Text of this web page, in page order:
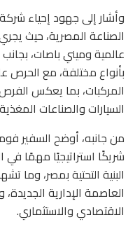
وأشار إلى جهود إحياء
الصناعة المصرية، حيث
عالمية وميني باصات، بجانب
بأنواع مختلفة، مع الحرص
المركبات، بما يعكس
السيارات والصناعات
من جانبه، أوضح السفير
شريكًا استراتيجيًا مهمًا في
البنية التحتية بمصر، وما
العاصمة الإدارية
الاقتصادي والاستثماري.